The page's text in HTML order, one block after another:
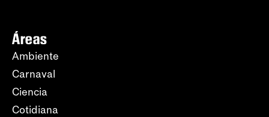
Áreas
Ambiente
Carnaval
Ciencia
Cotidiana